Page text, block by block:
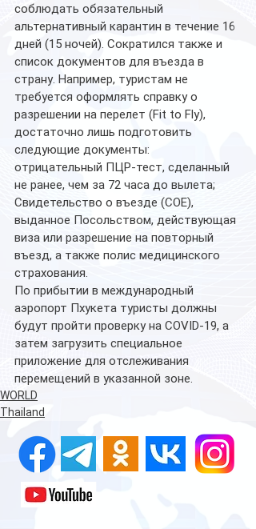
соблюдать обязательный
альтернативный карантин в течение 16
дней (15 ночей). Сократился также и
список документов для въезда в
страну. Например, туристам не
требуется оформлять справку о
разрешении на перелет (Fit to Fly),
достаточно лишь подготовить
следующие документы:
отрицательный ПЦР-тест, сделанный
не ранее, чем за 72 часа до вылета;
Свидетельство о въезде (COE),
выданное Посольством, действующая
виза или разрешение на повторный
въезд, а также полис медицинского
страхования.
По прибытии в международный
аэропорт Пхукета туристы должны
будут пройти проверку на COVID-19, а
затем загрузить специальное
приложение для отслеживания
перемещений в указанной зоне.
WORLD
Thailand